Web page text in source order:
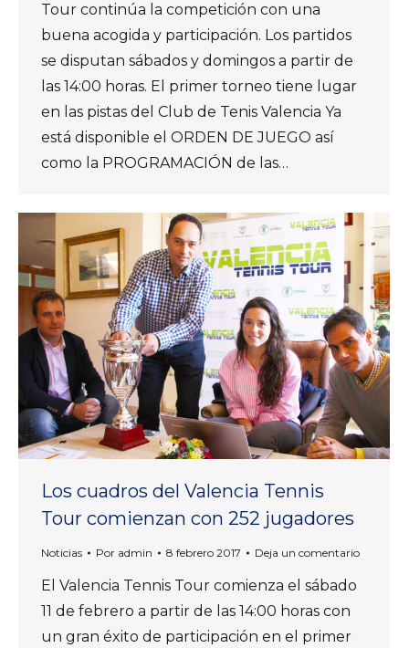
Tour continúa la competición con una
buena acogida y participación. Los partidos
se disputan sábados y domingos a partir de
las 14:00 horas. El primer torneo tiene lugar
en las pistas del Club de Tenis Valencia Ya
está disponible el ORDEN DE JUEGO así
como la PROGRAMACIÓN de las…
Los cuadros del Valencia Tennis
Tour comienzan con 252 jugadores
Noticias Por admin 8 febrero 2017 Deja un comentario
El Valencia Tennis Tour comienza el sábado
11 de febrero a partir de las 14:00 horas con
un gran éxito de participación en el primer